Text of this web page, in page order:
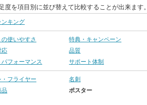
度を項目別に並び替えて比較することが出来ます。
ンキング
使いやすさ 特典・キャンペーン
応
品質
パフォーマンス
サポート体制
フライヤー 名刺
品
ポスター